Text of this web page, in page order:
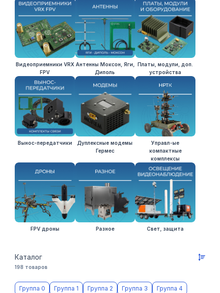
Видеоприемники VRХ
FРV
Антенны Моксон, Яги,
Диполь
Платы, модули, доп.
устройства
Вынос-передатчики
Дуплексные модемы
Гермес
Управл-ые
компактные
комплексы
FPV дроны Разное Свет, защита
Каталог
198 товаров
Группа 0 Группа 1 Группа 2 Группа 3
Группа 4